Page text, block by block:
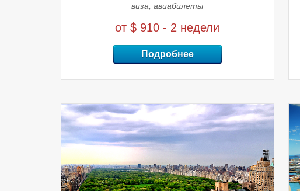
виза, авиабилеты
от $ 910 - 2 недели
Подробнее